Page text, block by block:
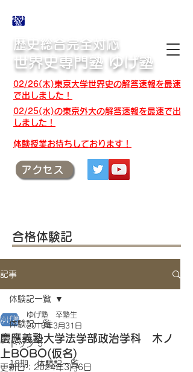
歴史総合完全対応
世界史専門塾 ゆげ塾
02/25(水)の東京外大の解答速報を最速で出
しました！
​体験授業お待ちしております！
アクセス
02/26(木)東京大学世界史の解答速報を最速
で出しました！
合格体験記
記事
体験記一覧
トップ 5
18期 体験記一覧
体験記一覧
慶應義塾大学法学部政治学科 木ノ
上BOBO(仮名)
ゆげ塾 卒塾生
2016年3月31日
更新日： 2024年3月6日